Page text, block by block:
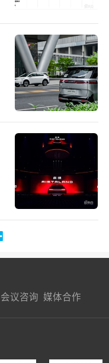
会议咨询 媒体合作
接开聊